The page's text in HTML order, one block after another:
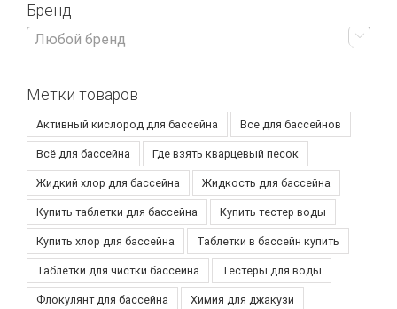
Бренд
Любой бренд 
Метки товаров
Активный кислород для бассейна Все для бассейнов
Всё для бассейна Где взять кварцевый песок
Жидкий хлор для бассейна Жидкость для бассейна
Купить таблетки для бассейна Купить тестер воды
Купить хлор для бассейна Таблетки в бассейн купить
Таблетки для чистки бассейна Тестеры для воды
Флокулянт для бассейна Химия для джакузи